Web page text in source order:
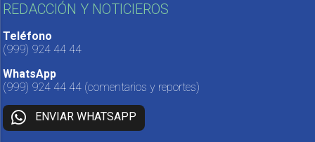
REDACCIÓN Y NOTICIEROS
Teléfono
(999) 924 44 44
WhatsApp
(999) 924 44 44 (comentarios y reportes)
ENVIAR WHATSAPP